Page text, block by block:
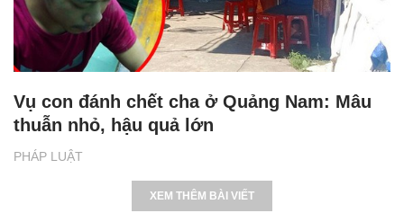
PHÁP LUẬT
Vụ con đánh chết cha ở Quảng Nam: Mâu
thuẫn nhỏ, hậu quả lớn
XEM THÊM BÀI VIẾT